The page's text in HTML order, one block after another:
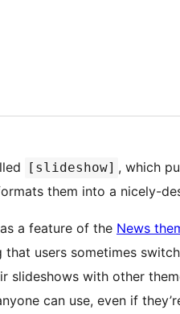
[slideshow] , which
them into a nicely-
a feature of the News
with other themes. This also
can use, even if